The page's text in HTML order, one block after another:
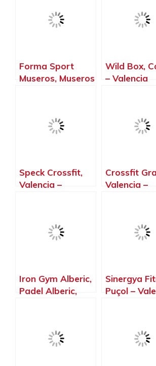
Forma Sport
Museros, Museros
Wild Box,
– Valencia
Speck Crossfit,
Valencia –
Crossfit
Valencia –
Iron Gym Alberic,
Padel Alberic,
Sinergya
Puçol –